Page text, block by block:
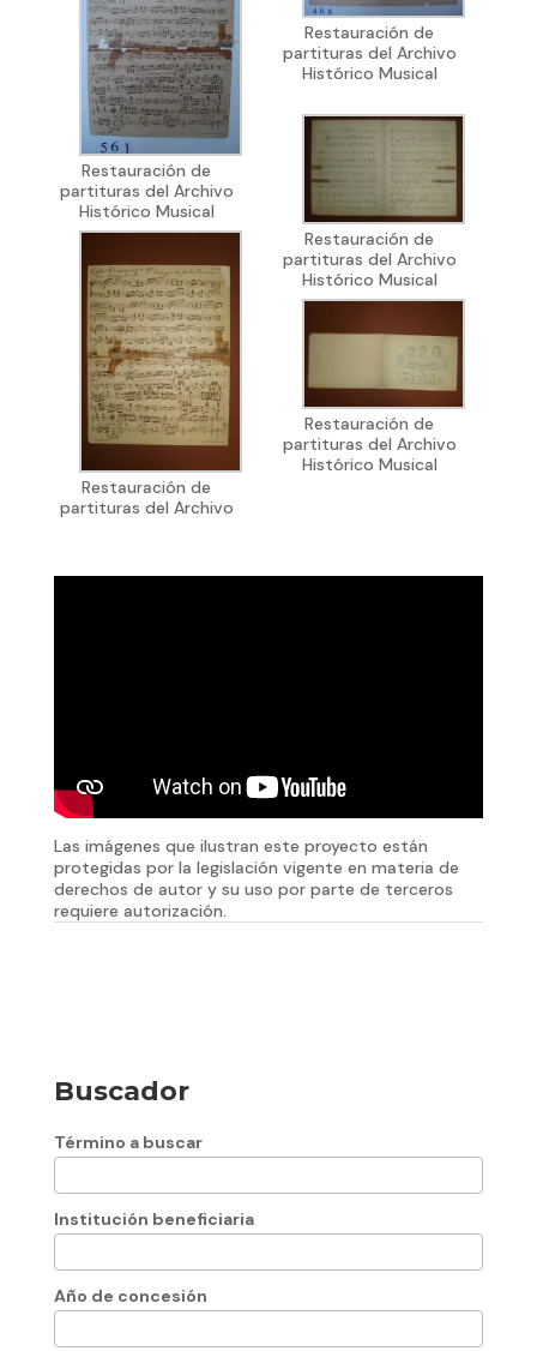
Restauración de
partituras del Archivo
Histórico Musical
Restauración de
partituras del Archivo
Restauración de
partituras del Archivo
Histórico Musical
Restauración de
partituras del Archivo
Histórico Musical
Restauración de
partituras del Archivo
Histórico Musical
Las imágenes que ilustran este proyecto están
protegidas por la legislación vigente en materia de
derechos de autor y su uso por parte de terceros
requiere autorización.
Buscador
Término a buscar
Institución beneficiaria
Año de concesión